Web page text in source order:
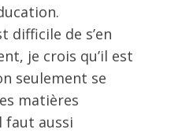
difficile de s’en
je crois qu’il est
seulement se
matières
faut aussi